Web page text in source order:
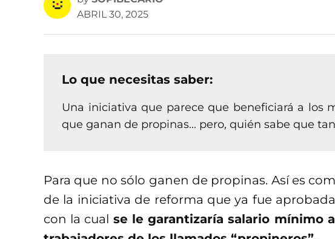
ABRIL 30, 2025
Lo que necesitas saber:
Una iniciativa que parece que beneficiará a los
que ganan de propinas... pero, quién sabe que
Para que no sólo ganen de propinas. Así es
de la iniciativa de reforma que ya fue
con la cual se le garantizaría salario mínimo